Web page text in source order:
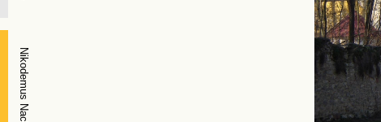
Nikodemus Nacht